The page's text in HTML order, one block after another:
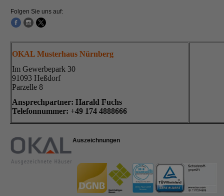
Folgen Sie uns auf:
OKAL Musterhaus Nürnberg
Im Gewerbepark 30
91093 Heßdorf
Parzelle 8
Ansprechpartner: Harald Fuchs
Telefonnummer: +49 174 4888666
Auszeichnungen